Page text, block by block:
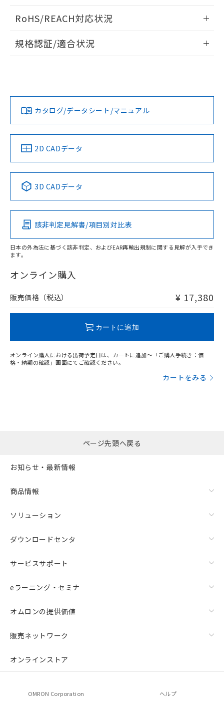
タイムチャート
A: 150mm以上、B: 90mm以上
上、n: 100mm以上
検出物体の大きさと材質による影響
検出領域
ドすることができます。
ログイン/会員登録
ダウンロードデータをご利用いただく前に、以下を必ずお読
みください。
ソフトウェアの使用条件
RoHS/REACH対応状況
EU RoHS 注意事項・凡例
対応済み
中国 RoHS 注意事項・凡例
Pb Hg Cd Cr(VI)
O
在庫等で未対応品が混在する可能性があります。
問い合わせください。
規格認証/適合状況
LR型式承認
（イギリス
船舶規格）
DNV型式承認
（ノルウェー
BV型式承認
（フランス
KR型式
（韓国
No No No No
この製品の規格認証/適合状況ページへ
その他の認証はこちらのページからご検索ください
カタログ/データシート/マニュアル
2D CADデータ
3D CADデータ
該非判定見解書/項目別対比表
日本の外為法に基づく該非判定、およびEAR再輸出規制に関する見解が入手でき
ます。
オンライン購入
販売価格（税込） ¥ 17,380
カートに追加
オンライン購入における出荷予定日は、カートに追加～「ご購入手続き：価
格・納期の確認」画面にてご確認ください。
カートをみる
ページ先頭へ戻る
お知らせ・最新情報
商品情報
ソリューション
ダウンロードセンタ
サービスサポート
eラーニング・セミナ
オムロンの提供価値
販売ネットワーク
オンラインストア
OMRON Corporation ヘルプ